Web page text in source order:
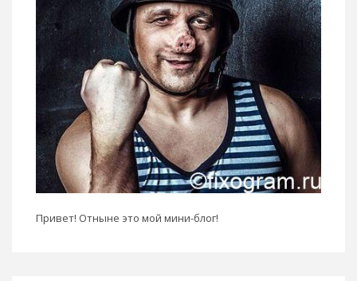
Привет! Отныне это мой мини-блог!